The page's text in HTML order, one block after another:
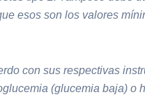
esos son los valores
con sus respectivas
(glucemia baja) o